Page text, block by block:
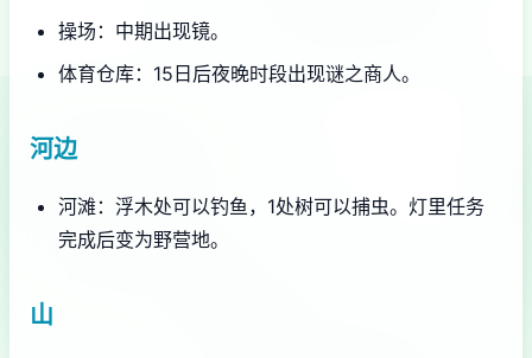
操场：中期出现镜。
体育仓库：15日后夜晚时段出现谜之商人。
河边
河滩：浮木处可以钓鱼，1处树可以捕虫。灯里任务
完成后变为野营地。
山